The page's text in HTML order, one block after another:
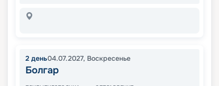
2 день04.07.2027, Воскресенье
Болгар